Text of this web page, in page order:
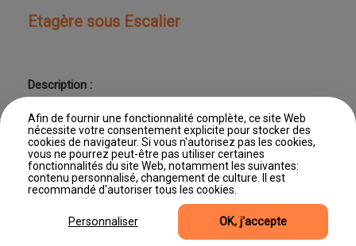
Afin de fournir une fonctionnalité complète, ce site Web
nécessite votre consentement explicite pour stocker des
cookies de navigateur. Si vous n'autorisez pas les cookies,
vous ne pourrez peut-être pas utiliser certaines
fonctionnalités du site Web, notamment les suivantes:
contenu personnalisé, changement de culture. Il est
recommandé d'autoriser tous les cookies.
Etagère sous Escalier
Description :
Dernière mise à jour : 11/06/2026 11:46
©2026, Site produit par Editus Luxembourg
Mentions légales
Gestion des cookies